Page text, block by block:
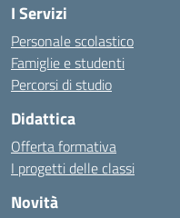
I Servizi
Personale scolastico
Famiglie e studenti
Percorsi di studio
Didattica
Offerta formativa
I progetti delle classi
Novità